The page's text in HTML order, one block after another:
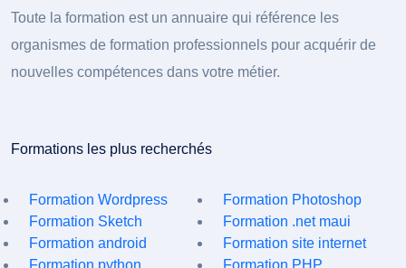
Toute la formation est un annuaire qui référence les
organismes de formation professionnels pour acquérir de
nouvelles compétences dans votre métier.
Formations les plus recherchés
Formation Wordpress
Formation Photoshop
Formation Sketch
Formation .net maui
Formation android
Formation site internet
Formation python
Formation PHP